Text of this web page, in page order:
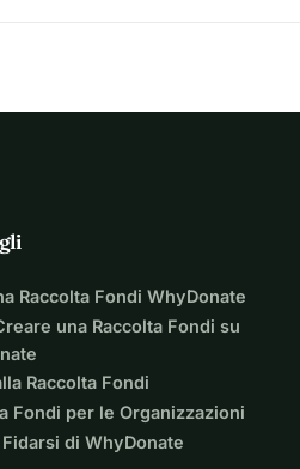
Raccolta Fondi WhyDonate
una Raccolta Fondi su
Raccolta Fondi
Fondi per le Organizzazioni
di WhyDonate